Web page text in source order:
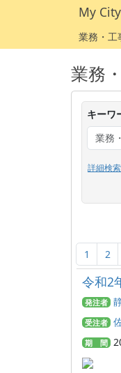
My
業務・工
業務
キーワ
詳細検索
1 2
令和2
発注者
受注者
期 間